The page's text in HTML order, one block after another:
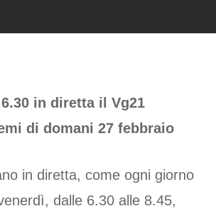
in diretta il Vg21
di domani 27 febbraio
in diretta, come ogni giorno
dalle 6.30 alle 8.45,